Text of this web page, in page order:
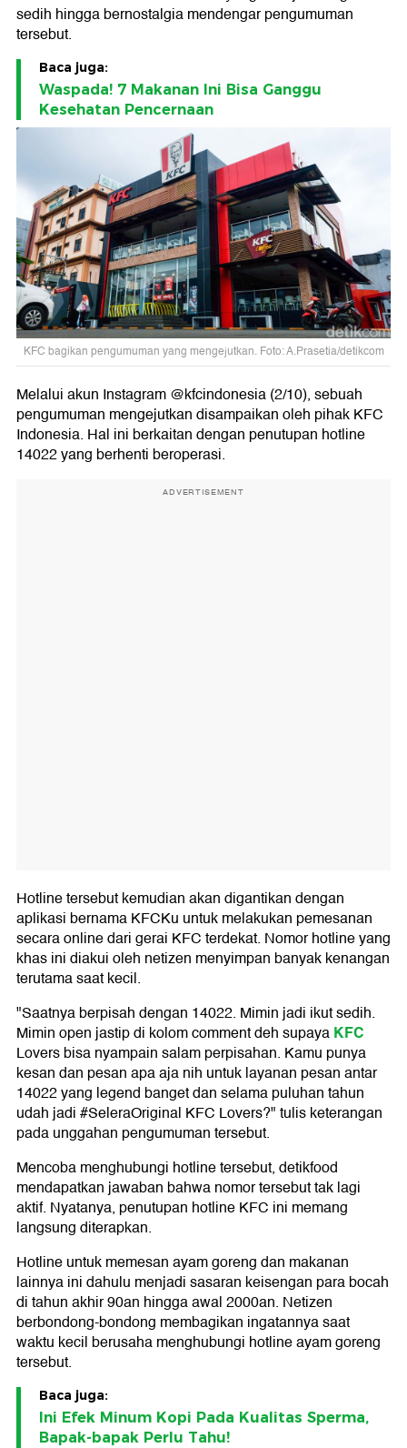
sedih hingga bernostalgia mendengar pengumuman
tersebut.
Baca juga:
Waspada! 7 Makanan Ini Bisa Ganggu
Kesehatan Pencernaan
KFC bagikan pengumuman yang mengejutkan. Foto: A.Prasetia/detikcom
Melalui akun Instagram @kfcindonesia (2/10), sebuah
pengumuman mengejutkan disampaikan oleh pihak KFC
Indonesia. Hal ini berkaitan dengan penutupan hotline
14022 yang berhenti beroperasi.
ADVERTISEMENT
Hotline tersebut kemudian akan digantikan dengan
aplikasi bernama KFCKu untuk melakukan pemesanan
secara online dari gerai KFC terdekat. Nomor hotline yang
khas ini diakui oleh netizen menyimpan banyak kenangan
terutama saat kecil.
"Saatnya berpisah dengan 14022. Mimin jadi ikut sedih.
Mimin open jastip di kolom comment deh supayaKFC
Lovers bisa nyampain salam perpisahan. Kamu punya
kesan dan pesan apa aja nih untuk layanan pesan antar
14022 yang legend banget dan selama puluhan tahun
udah jadi #SeleraOriginal KFC Lovers?" tulis keterangan
pada unggahan pengumuman tersebut.
Mencoba menghubungi hotline tersebut, detikfood
mendapatkan jawaban bahwa nomor tersebut tak lagi
aktif. Nyatanya, penutupan hotline KFC ini memang
langsung diterapkan.
Hotline untuk memesan ayam goreng dan makanan
lainnya ini dahulu menjadi sasaran keisengan para bocah
di tahun akhir 90an hingga awal 2000an. Netizen
berbondong-bondong membagikan ingatannya saat
waktu kecil berusaha menghubungi hotline ayam goreng
tersebut.
Baca juga:
Ini Efek Minum Kopi Pada Kualitas Sperma,
Bapak-bapak Perlu Tahu!